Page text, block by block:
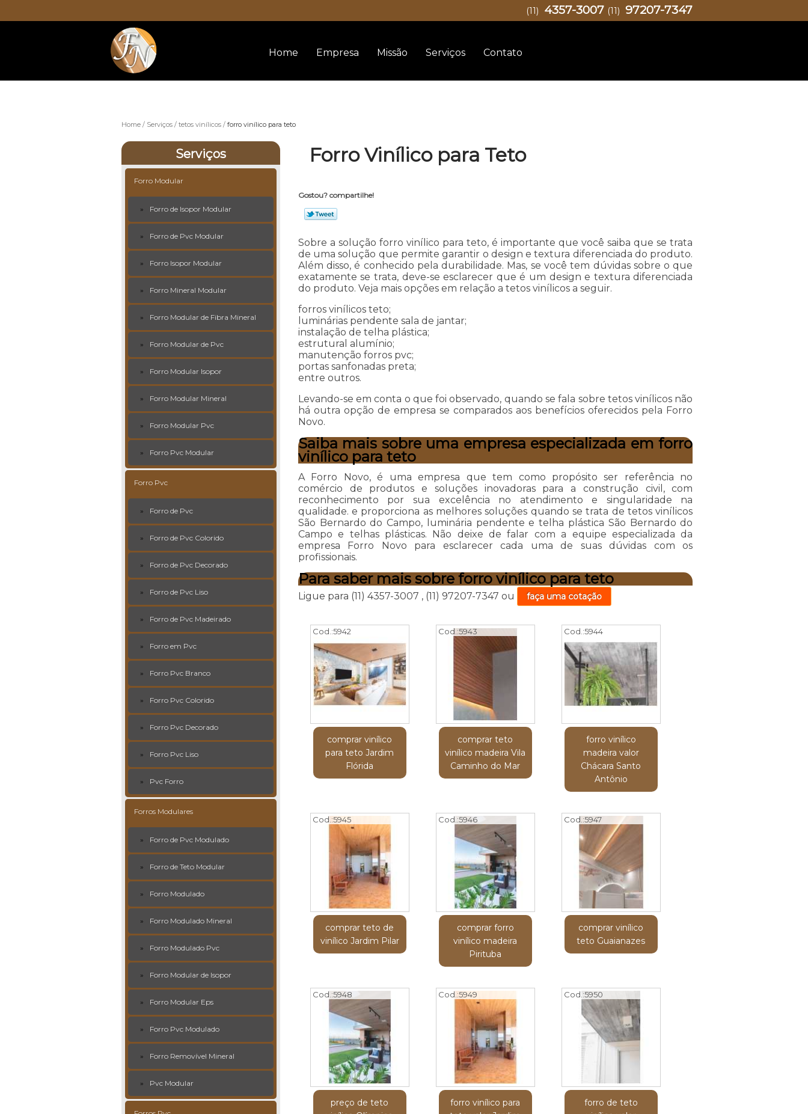
Home Empresa Missão Serviços Contato
(11) 4357-3007 (11) 97207-7347
Home Serviços tetos vinílicos forro vinílico para teto
Serviços
Forro Modular
Forro de Isopor Modular
Forro de Pvc Modular
Forro Isopor Modular
Forro Mineral Modular
Forro Modular de Fibra Mineral
Forro Modular de Pvc
Forro Modular Isopor
Forro Modular Mineral
Forro Modular Pvc
Forro Pvc Modular
Forro Pvc
Forro de Pvc
Forro de Pvc Colorido
Forro de Pvc Decorado
Forro de Pvc Liso
Forro de Pvc Madeirado
Forro em Pvc
Forro Pvc Branco
Forro Pvc Colorido
Forro Pvc Decorado
Forro Pvc Liso
Pvc Forro
Forros Modulares
Forro de Pvc Modulado
Forro de Teto Modular
Forro Modulado
Forro Modulado Mineral
Forro Modulado Pvc
Forro Modular de Isopor
Forro Modular Eps
Forro Pvc Modulado
Forro Removível Mineral
Pvc Modular
Forro Vinílico para Teto
Gostou? compartilhe!
Sobre a solução forro vinílico para teto, é importante que você saiba que se trata
de uma solução que permite garantir o design e textura diferenciada do produto.
Além disso, é conhecido pela durabilidade. Mas, se você tem dúvidas sobre o que
exatamente se trata, deve-se esclarecer que é um design e textura diferenciada
do produto. Veja mais opções em relação a tetos vinílicos a seguir.
forros vinílicos teto;
luminárias pendente sala de jantar;
instalação de telha plástica;
estrutural alumínio;
manutenção forros pvc;
portas sanfonadas preta;
entre outros.
Levando-se em conta o que foi observado, quando se fala sobre tetos vinílicos não
há outra opção de empresa se comparados aos benefícios oferecidos pela Forro
Novo.
Saiba mais sobre uma empresa especializada em forro
vinílico para teto
A Forro Novo, é uma empresa que tem como propósito ser referência no
comércio de produtos e soluções inovadoras para a construção civil, com
reconhecimento por sua excelência no atendimento e singularidade na
qualidade. e proporciona as melhores soluções quando se trata de tetos vinílicos
São Bernardo do Campo, luminária pendente e telha plástica São Bernardo do
Campo e telhas plásticas. Não deixe de falar com a equipe especializada da
empresa Forro Novo para esclarecer cada uma de suas dúvidas com os
profissionais.
Para saber mais sobre forro vinílico para teto
Ligue para (11) 4357-3007 , (11) 97207-7347 ou faça uma cotação
Cod.:5942
comprar vinílico
para teto Jardim
Flórida
Cod.:5943
comprar teto
vinílico madeira Vila
Caminho do Mar
Cod.:5944
forro vinílico
madeira valor
Chácara Santo
Antônio
Cod.:5945
comprar teto de
vinílico Jardim Pilar
Cod.:5946
comprar forro
vinílico madeira
Pirituba
Cod.:5947
comprar vinílico
teto Guaianazes
Cod.:5948
preço de teto
Cod.:5949
forro vinílico para
Cod.:5950
forro de teto